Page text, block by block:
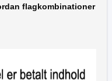
flagkombinationer